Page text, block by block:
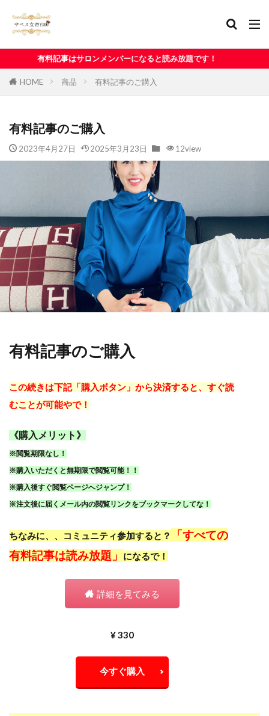
ロンメンバーになると読み放題です！
HOME 商品 有料記事のご購入
有料記事のご購入
2023年4月27日 2025年3月23日 12view
有料記事のご購入
この続きは下記「購入ボタン」から決済すると、すぐ読
むことが可能やで！
《購入メリット》
※閲覧期限なし！
※購入いただくと無期限で閲覧可能！！
※購入後すぐ閲覧ページへジャンプ！
※注文後に届くメール内の閲覧リンクをブックマークしてな！
ちなみに、、コミュニティ参加すると？
「すべての
有料記事は読み放題」
になるで！
詳細を見てみる
¥ 330
今すぐ購入